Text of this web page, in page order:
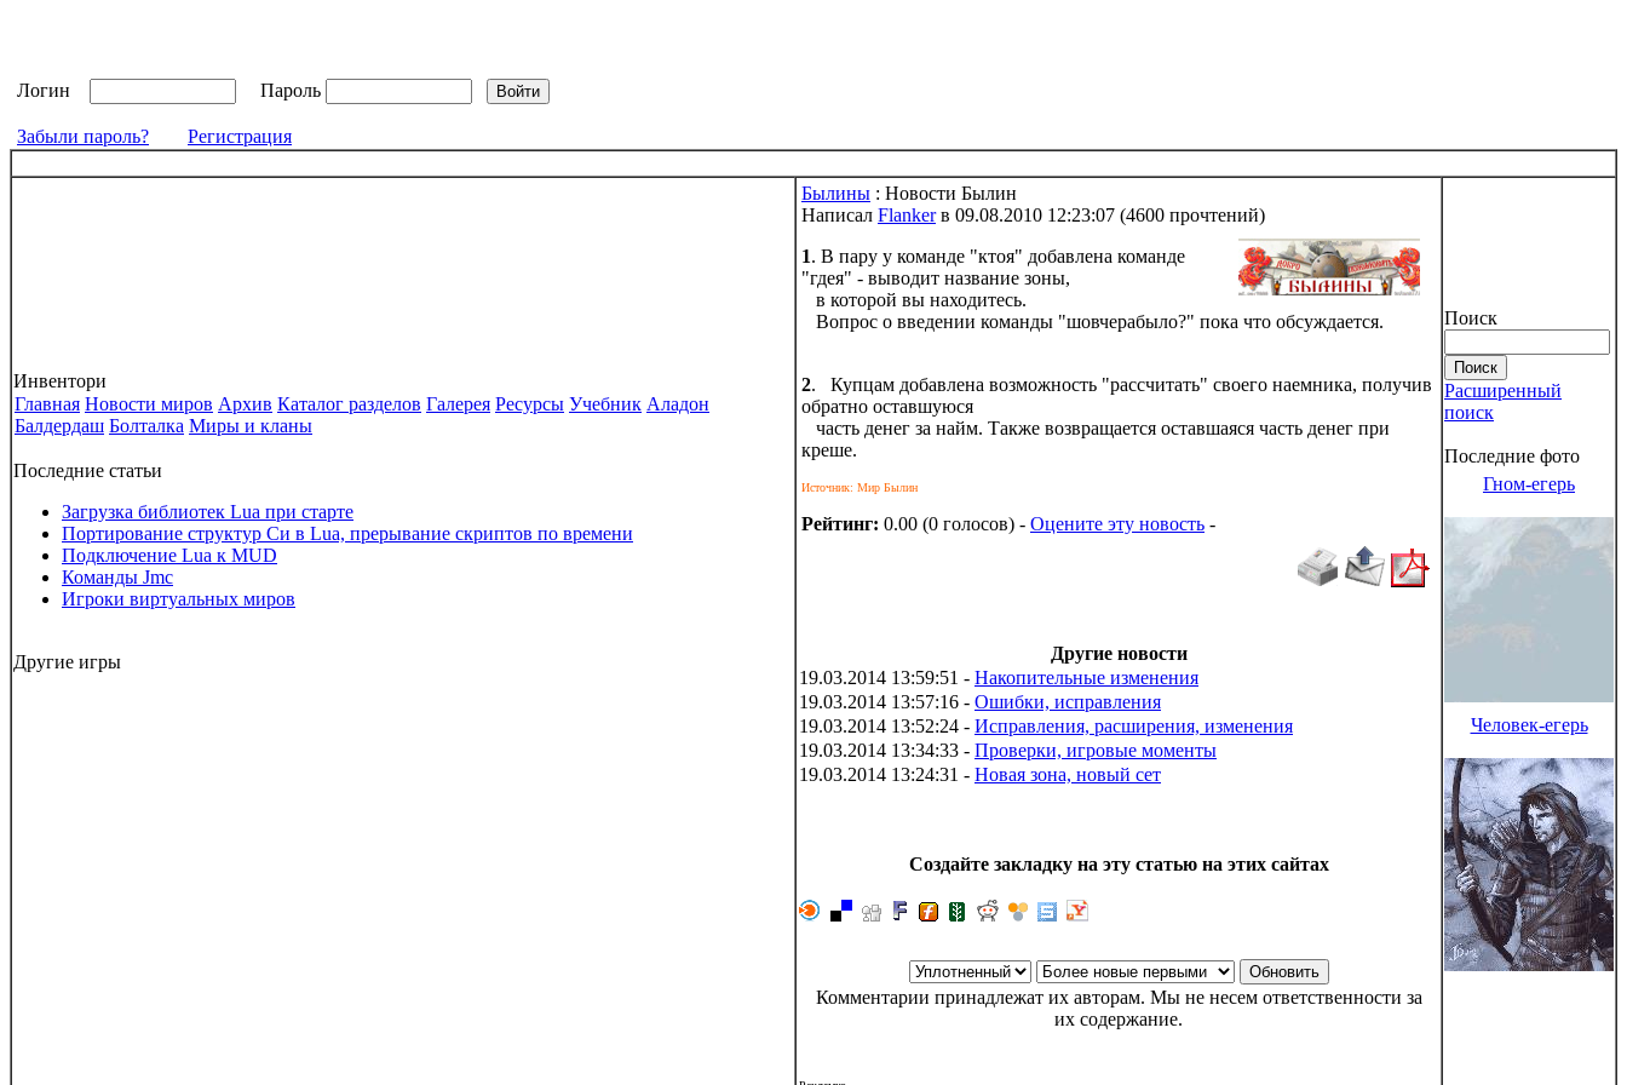
Логин Пароль
Забыли пароль? Регистрация
Инвентори
Главная Новости миров Архив Каталог разделов Галерея Ресурсы Учебник Аладон
Балдердаш Болталка Миры и кланы
Последние статьи
Загрузка библиотек Lua при старте
Портирование структур Си в Lua, прерывание скриптов по времени
Подключение Lua к MUD
Команды Jmc
Игроки виртуальных миров
Другие игры
Былины : Новости Былин
Написал Flanker в 09.08.2010 12:23:07 (4600 прочтений)
1. В пару у команде "ктоя" добавлена команде
"гдея" - выводит название зоны,
в которой вы находитесь.
Вопрос о введении команды "шовчерабыло?" пока что обсуждается.
2. Купцам добавлена возможность "рассчитать" своего наемника, получив
обратно оставшуюся
часть денег за найм. Также возвращается оставшаяся часть денег при
креше.
Источник: Мир Былин
Рейтинг: 0.00 (0 голосов) - Оцените эту новость -
Другие новости
19.03.2014 13:59:51 - Накопительные изменения
19.03.2014 13:57:16 - Ошибки, исправления
19.03.2014 13:52:24 - Исправления, расширения, изменения
19.03.2014 13:34:33 - Проверки, игровые моменты
19.03.2014 13:24:31 - Новая зона, новый сет
Создайте закладку на эту статью на этих сайтах
Комментарии принадлежат их авторам. Мы не несем ответственности за
их содержание.
Поиск
Расширенный
поиск
Последние фото
Гном-егерь
Человек-егерь